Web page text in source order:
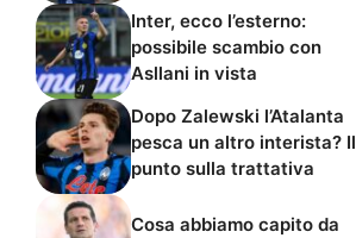
Inter, ecco l’esterno:
possibile scambio con
Asllani in vista
Dopo Zalewski l’Atalanta
pesca un altro interista? Il
punto sulla trattativa
Cosa abbiamo capito da